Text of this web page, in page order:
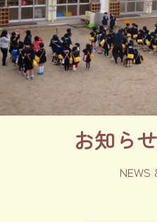
お知ら
NEWS